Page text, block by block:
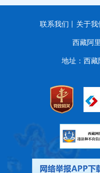
联系我们 关于我
西藏阿
地址：西藏